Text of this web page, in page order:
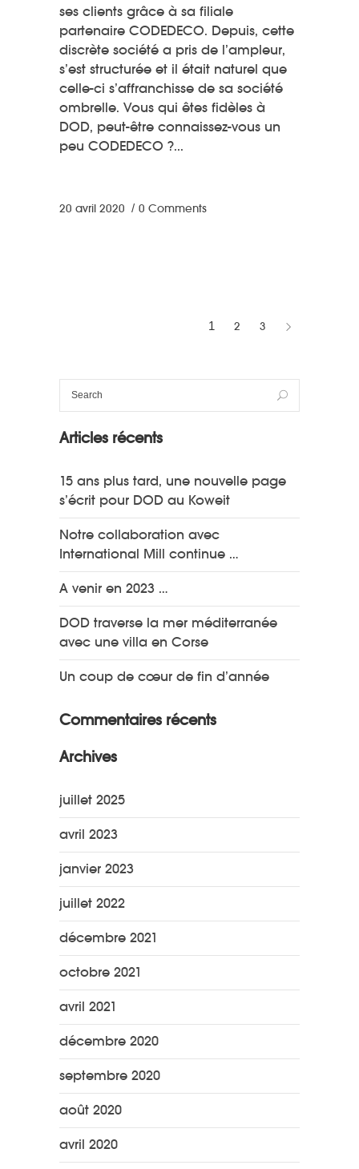
ses clients grâce à sa filiale
partenaire CODEDECO. Depuis, cette
discrète société a pris de l’ampleur,
s’est structurée et il était naturel que
celle-ci s’affranchisse de sa société
ombrelle. Vous qui êtes fidèles à
DOD, peut-être connaissez-vous un
peu CODEDECO ?
20 avril 2020 0 Comments
1 2 3
Articles récents
15 ans plus tard, une nouvelle page
s’écrit pour DOD au Koweit
Notre collaboration avec
International Mill continue …
A venir en 2023 …
DOD traverse la mer méditerranée
avec une villa en Corse
Un coup de cœur de fin d’année
Commentaires récents
Archives
juillet 2025
avril 2023
janvier 2023
juillet 2022
décembre 2021
octobre 2021
avril 2021
décembre 2020
septembre 2020
août 2020
avril 2020